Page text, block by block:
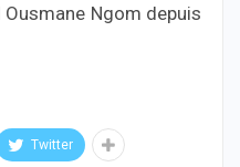
Ngom depuis
Twitter